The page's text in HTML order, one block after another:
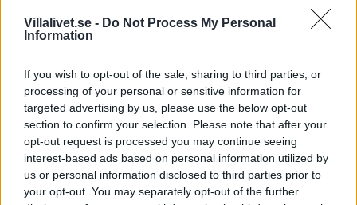
Villalivet.se - Do Not Process My Personal
Information
If you wish to opt-out of the sale, sharing to third parties, or
processing of your personal or sensitive information for
targeted advertising by us, please use the below opt-out
section to confirm your selection. Please note that after your
opt-out request is processed you may continue seeing
interest-based ads based on personal information utilized by
us or personal information disclosed to third parties prior to
your opt-out. You may separately opt-out of the further
och i hjulspår.
gjutas ner i betong, eller läggas direkt i varm asfalt. Den tål
270*C och är UV-beständig.
TFU värmekabelmattor har en effekt på 300W/m2. Det är
vad det bör vara för att kunna smälta snö och is. Med lägre
effekter riskerar du att isen inte smälter, men blir väldigt
hal.